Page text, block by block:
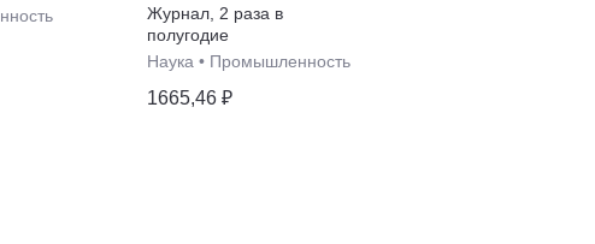
Журнал 2 раза в
полугодие
Наука • Промышленность
1665,46 ₽